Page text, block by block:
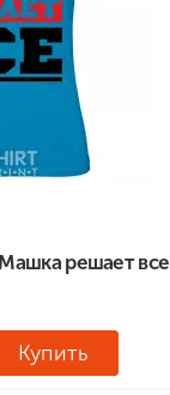
решает все
Купить